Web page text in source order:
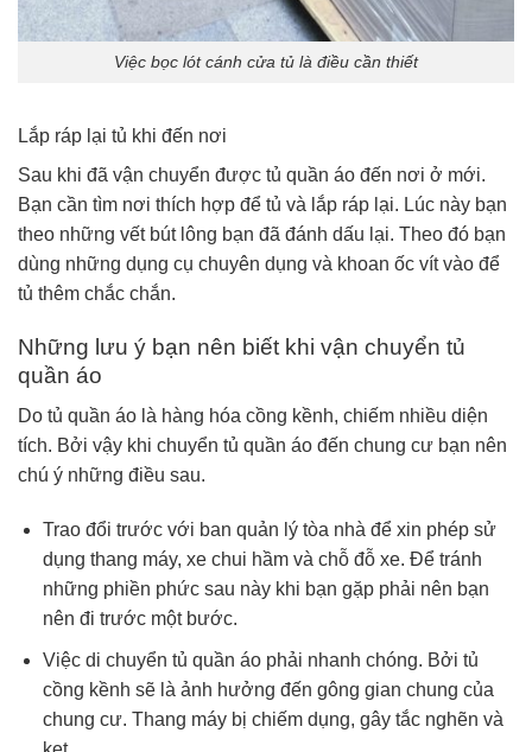
Việc bọc lót cánh cửa tủ là điều cần thiết
Lắp ráp lại tủ khi đến nơi
Sau khi đã vận chuyển được tủ quần áo đến nơi ở mới.
Bạn cần tìm nơi thích hợp để tủ và lắp ráp lại. Lúc này bạn
theo những vết bút lông bạn đã đánh dấu lại. Theo đó bạn
dùng những dụng cụ chuyên dụng và khoan ốc vít vào để
tủ thêm chắc chắn.
Những lưu ý bạn nên biết khi vận chuyển tủ
quần áo
Do tủ quần áo là hàng hóa cồng kềnh, chiếm nhiều diện
tích. Bởi vậy khi chuyển tủ quần áo đến chung cư bạn nên
chú ý những điều sau.
Trao đổi trước với ban quản lý tòa nhà để xin phép sử
dụng thang máy, xe chui hầm và chỗ đỗ xe. Để tránh
những phiền phức sau này khi bạn gặp phải nên bạn
nên đi trước một bước.
Việc di chuyển tủ quần áo phải nhanh chóng. Bởi tủ
cồng kềnh sẽ là ảnh hưởng đến gông gian chung của
chung cư. Thang máy bị chiếm dụng, gây tắc nghẽn và